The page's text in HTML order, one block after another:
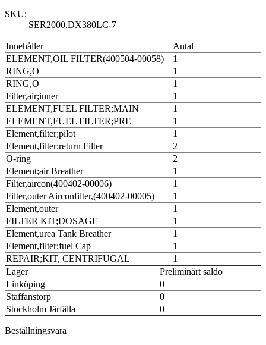
SKU:
SER2000.DX380LC-7
Innehåller
Antal
ELEMENT,OIL FILTER(400504-00058)
1
RING,O
1
RING,O
1
Filter,air;inner
1
ELEMENT,FUEL FILTER;MAIN
1
ELEMENT,FUEL FILTER;PRE
1
Element,filter;pilot
1
Element,filter;return Filter
2
O-ring
2
Element;air Breather
1
Filter,aircon(400402-00006)
1
Filter,outer Airconfilter,(400402-00005)
1
Element,outer
1
FILTER KIT;DOSAGE
1
Element,urea Tank Breather
1
Element,filter;fuel Cap
1
REPAIR;KIT, CENTRIFUGAL
1
Lager
Preliminärt saldo
Linköping
0
Staffanstorp
0
Stockholm Järfälla
0
Beställningsvara